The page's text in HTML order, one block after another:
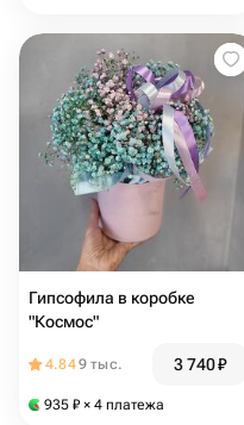
Гипсофила в коробке
"Космос"
4.849 тыс. 3 740₽
935 ₽ × 4 платежа